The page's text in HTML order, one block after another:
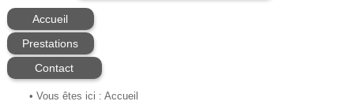
Accueil
Prestations
Contact
• Vous êtes ici : Accueil